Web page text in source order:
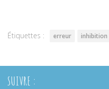
Étiquettes : erreur inhibition
SUIVRE :